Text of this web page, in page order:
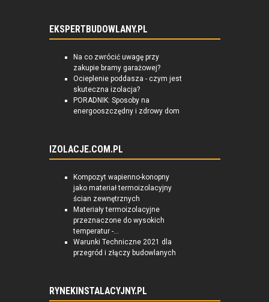
EKSPERTBUDOWLANY.PL
Na co zwrócić uwagę przy
zakupie bramy garażowej?
Ocieplenie poddasza - czym jest
skuteczna izolacja?
PORADNIK: Sposoby na
energooszczędny i zdrowy dom
IZOLACJE.COM.PL
Kompozyt wapienno-konopny
jako materiał termoizolacyjny
ścian zewnętrznych
Materiały termoizolacyjne
przeznaczone do wysokich
temperatur -...
Warunki Techniczne 2021 dla
przegród i złączy budowlanych
RYNEKINSTALACYJNY.PL